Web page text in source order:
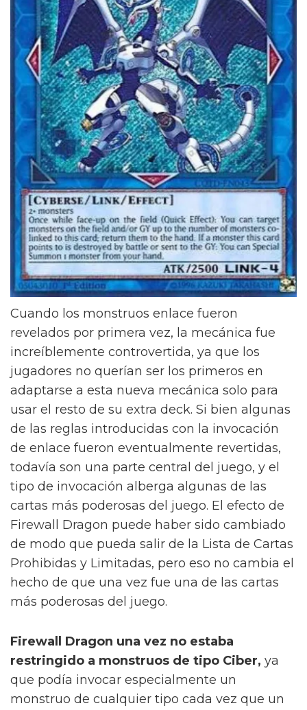
Cuando los monstruos enlace fueron
revelados por primera vez, la mecánica fue
increíblemente controvertida, ya que los
jugadores no querían ser los primeros en
adaptarse a esta nueva mecánica solo para
usar el resto de su extra deck. Si bien algunas
de las reglas introducidas con la invocación
de enlace fueron eventualmente revertidas,
todavía son una parte central del juego, y el
tipo de invocación alberga algunas de las
cartas más poderosas del juego. El efecto de
Firewall Dragon puede haber sido cambiado
de modo que pueda salir de la Lista de Cartas
Prohibidas y Limitadas, pero eso no cambia el
hecho de que una vez fue una de las cartas
más poderosas del juego.
Firewall Dragon una vez no estaba
restringido a monstruos de tipo Ciber, ya
que podía invocar especialmente un
monstruo de cualquier tipo cada vez que un